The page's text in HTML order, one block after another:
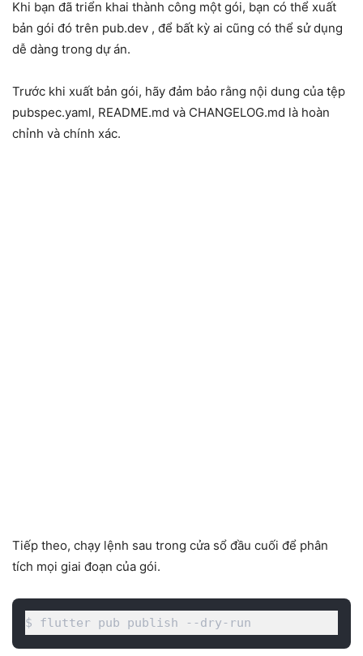
Khi bạn đã triển khai thành công một gói, bạn có thể xuất
bản gói đó trên pub.dev , để bất kỳ ai cũng có thể sử dụng
dễ dàng trong dự án.
Trước khi xuất bản gói, hãy đảm bảo rằng nội dung của tệp
pubspec.yaml, README.md và CHANGELOG.md là hoàn
chỉnh và chính xác.
Tiếp theo, chạy lệnh sau trong cửa sổ đầu cuối để phân
tích mọi giai đoạn của gói.
$ flutter pub publish --dry-run